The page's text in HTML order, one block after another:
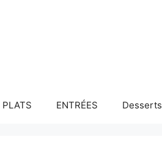
PLATS ENTRÉES Desserts